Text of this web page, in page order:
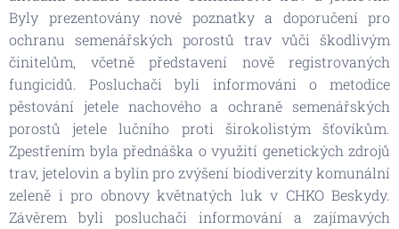
Byly prezentovány nové poznatky a doporučení pro
ochranu semenářských porostů trav vůči škodlivým
činitelům, včetně představení nově registrovaných
fungicidů. Posluchači byli informováni o metodice
pěstování jetele nachového a ochraně semenářských
porostů jetele lučního proti širokolistým šťovíkům.
Zpestřením byla přednáška o využití genetických zdrojů
trav, jetelovin a bylin pro zvýšení biodiverzity komunální
zeleně i pro obnovy květnatých luk v CHKO Beskydy.
Závěrem byli posluchači informování a zajímavých